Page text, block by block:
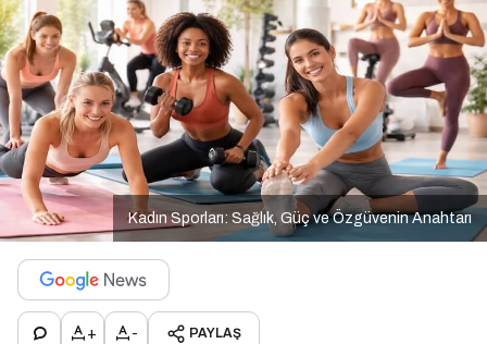
Kadın Sporları: Sağlık, Güç ve Özgüvenin Anahtarı
+ - PAYLAŞ